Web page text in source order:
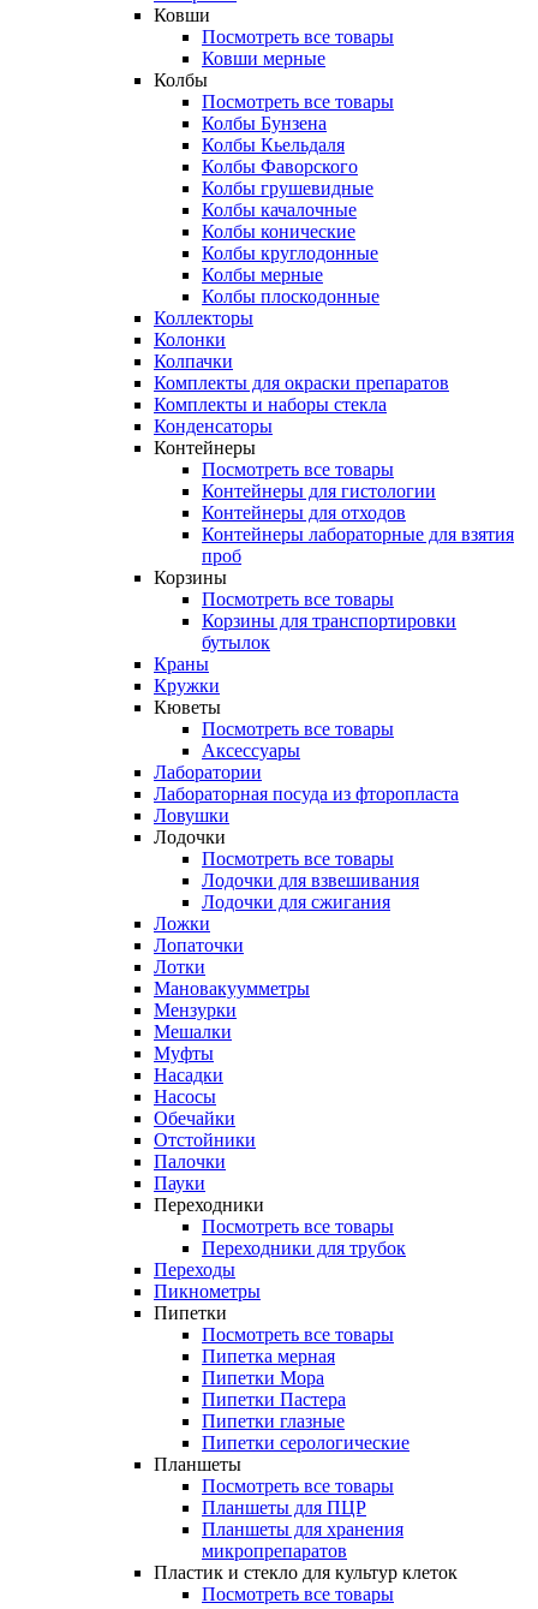
Ковши
Посмотреть все товары
Ковши мерные
Колбы
Посмотреть все товары
Колбы Бунзена
Колбы Кьельдаля
Колбы Фаворского
Колбы грушевидные
Колбы качалочные
Колбы конические
Колбы круглодонные
Колбы мерные
Колбы плоскодонные
Коллекторы
Колонки
Колпачки
Комплекты для окраски препаратов
Комплекты и наборы стекла
Конденсаторы
Контейнеры
Посмотреть все товары
Контейнеры для гистологии
Контейнеры для отходов
Контейнеры лабораторные для взятия
проб
Корзины
Посмотреть все товары
Корзины для транспортировки
бутылок
Краны
Кружки
Кюветы
Посмотреть все товары
Аксессуары
Лаборатории
Лабораторная посуда из фторопласта
Ловушки
Лодочки
Посмотреть все товары
Лодочки для взвешивания
Лодочки для сжигания
Ложки
Лопаточки
Лотки
Мановакуумметры
Мензурки
Мешалки
Муфты
Насадки
Насосы
Обечайки
Отстойники
Палочки
Пауки
Переходники
Посмотреть все товары
Переходники для трубок
Переходы
Пикнометры
Пипетки
Посмотреть все товары
Пипетка мерная
Пипетки Мора
Пипетки Пастера
Пипетки глазные
Пипетки серологические
Планшеты
Посмотреть все товары
Планшеты для ПЦР
Планшеты для хранения
микропрепаратов
Пластик и стекло для культур клеток
Посмотреть все товары